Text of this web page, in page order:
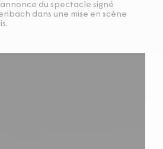
du spectacle signé
dans une mise en scène